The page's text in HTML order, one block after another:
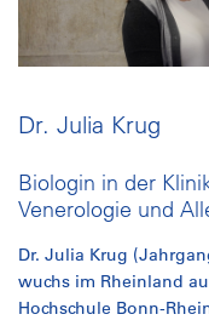
Dr. Julia Krug
Biologin in der
Venerologie und
Dr. Julia Krug
wuchs im Rheinland
Hochschule Bonn-